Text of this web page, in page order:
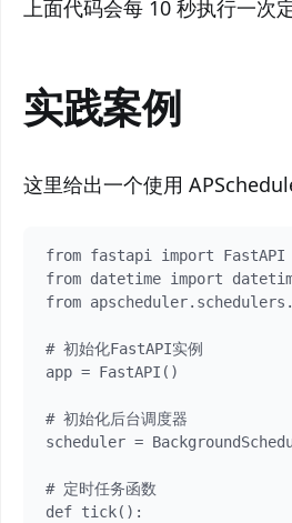
上面代码会每 10 秒执行一次
实践案例
这里给出一个使用
from fastapi import FastAPI
from datetime import
from
# 初始化FastAPI实例
app = FastAPI()
# 初始化后台调度器
scheduler =
# 定时任务函数
def tick():